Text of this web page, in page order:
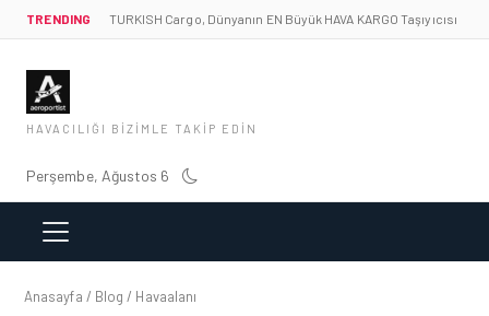
TRENDING TURKISH Cargo, Dünyanın EN Büyük HAVA KARGO Taşıyıcısı
HAVACILIĞI BIZIMLE TAKIP EDIN
Perşembe, Ağustos 6
Anasayfa / Blog / Havaalanı